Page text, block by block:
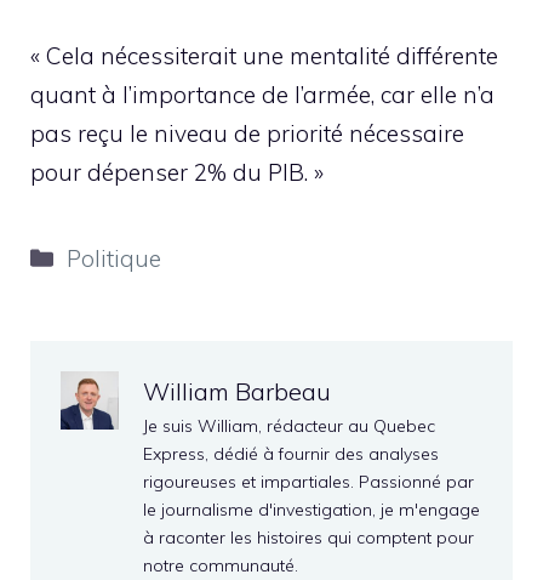
« Cela nécessiterait une mentalité différente
quant à l’importance de l’armée, car elle n’a
pas reçu le niveau de priorité nécessaire
pour dépenser 2% du PIB. »
Catégories
Politique
William Barbeau
Je suis William, rédacteur au Quebec
Express, dédié à fournir des analyses
rigoureuses et impartiales. Passionné par
le journalisme d'investigation, je m'engage
à raconter les histoires qui comptent pour
notre communauté.